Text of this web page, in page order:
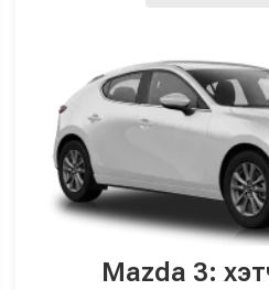
Mazda 3: